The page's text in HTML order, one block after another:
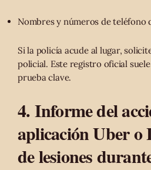
Nombres y números de teléfono
Si la policía acude al lugar,
policial. Este registro oficial
prueba clave.
4. Informe del
aplicación Uber o
de lesiones